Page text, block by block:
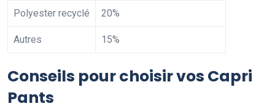
Polyester recyclé 20%
Autres 15%
Conseils pour choisir vos Capri
Pants